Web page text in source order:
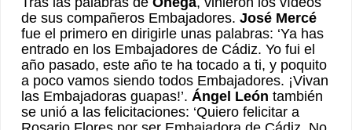
de sus compañeros Embajadores.José Mercé
fue el primero en dirigirle unas palabras: ‘Ya has
entrado en los Embajadores de Cádiz. Yo fui el
año pasado, este año te ha tocado a ti, y poquito
a poco vamos siendo todos Embajadores. ¡Vivan
las Embajadoras guapas!’. Ángel León también
se unió a las felicitaciones: ‘Quiero felicitar a